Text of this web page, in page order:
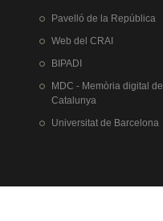
Pavelló de la República
Web del CRAI
BIPADI
MDC - Memòria digital de
Catalunya
Universitat de Barcelona